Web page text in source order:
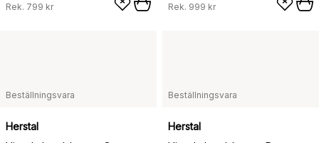
Rek. 799 kr Rek. 999 kr
Beställningsvara
Herstal
Beställningsvara
Herstal